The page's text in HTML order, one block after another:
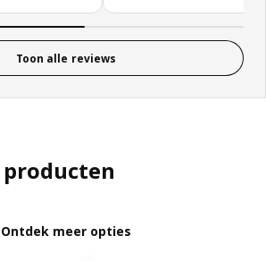
Toon alle reviews
Ontdek meer opties